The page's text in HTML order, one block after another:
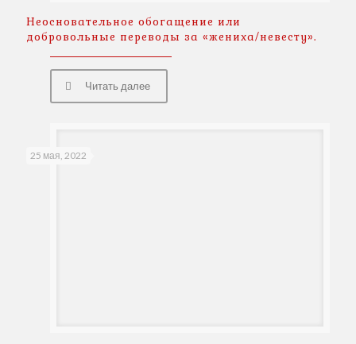
Неосновательное обогащение или
добровольные переводы за «жениха/невесту».
Читать далее
25 мая, 2022